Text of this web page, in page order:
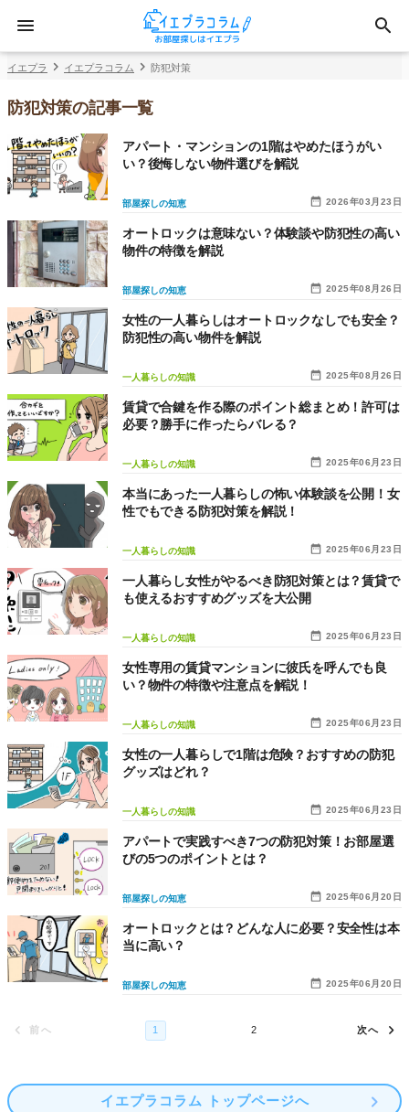
イエプラ イエプラコラム 防犯対策
防犯対策の記事一覧
2026年03月23日
部屋探しの知恵
アパート・マンションの1階はやめたほうがい
い？後悔しない物件選びを解説
2025年08月26日
部屋探しの知恵
オートロックは意味ない？体験談や防犯性の高い
物件の特徴を解説
2025年08月26日
一人暮らしの知識
女性の一人暮らしはオートロックなしでも安全？
防犯性の高い物件を解説
2025年06月23日
一人暮らしの知識
賃貸で合鍵を作る際のポイント総まとめ！許可は
必要？勝手に作ったらバレる？
2025年06月23日
一人暮らしの知識
本当にあった一人暮らしの怖い体験談を公開！女
性でもできる防犯対策を解説！
2025年06月23日
一人暮らしの知識
一人暮らし女性がやるべき防犯対策とは？賃貸で
も使えるおすすめグッズを大公開
2025年06月23日
一人暮らしの知識
女性専用の賃貸マンションに彼氏を呼んでも良
い？物件の特徴や注意点を解説！
2025年06月23日
一人暮らしの知識
女性の一人暮らしで1階は危険？おすすめの防犯
グッズはどれ？
2025年06月20日
部屋探しの知恵
アパートで実践すべき7つの防犯対策！お部屋選
びの5つのポイントとは？
2025年06月20日
部屋探しの知恵
オートロックとは？どんな人に必要？安全性は本
当に高い？
イエプラコラム トップページへ